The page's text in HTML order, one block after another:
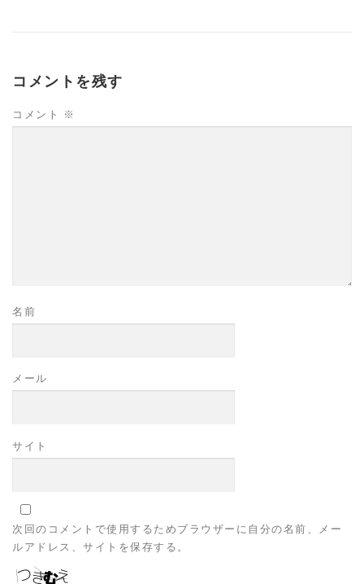
コメントを残す
コメント ※
名前
メール
サイト
次回のコメントで使用するためブラウザーに自分の名前、メー
ルアドレス、サイトを保存する。